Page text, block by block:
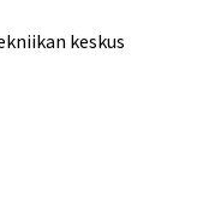
poikkeamista
keskus